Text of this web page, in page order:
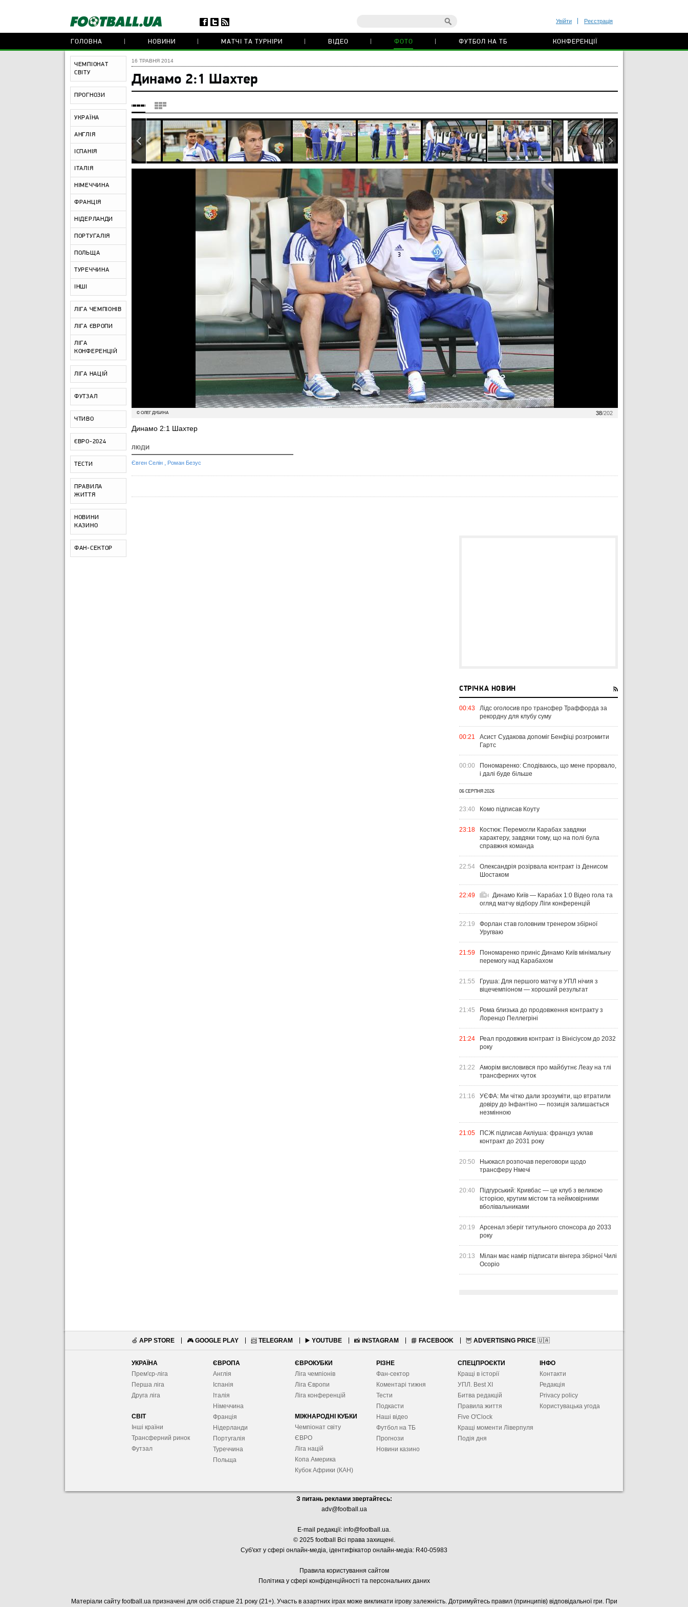
Увійти Реєстрація
ГОЛОВНА НОВИНИ МАТЧІ ТА ТУРНІРИ ВІДЕО ФОТО ФУТБОЛ НА ТБ КОНФЕРЕНЦІЇ
ЧЕМПІОНАТ
СВІТУ
ПРОГНОЗИ
УКРАЇНА
АНГЛІЯ
ІСПАНІЯ
ІТАЛІЯ
НІМЕЧЧИНА
ФРАНЦІЯ
НІДЕРЛАНДИ
ПОРТУГАЛІЯ
ПОЛЬЩА
ТУРЕЧЧИНА
ІНШІ
ЛІГА ЧЕМПІОНІВ
ЛІГА ЄВРОПИ
ЛІГА
КОНФЕРЕНЦІЙ
ЛІГА НАЦІЙ
ФУТЗАЛ
ЧТИВО
ЄВРО-2024
ТЕСТИ
ПРАВИЛА
ЖИТТЯ
НОВИНИ
КАЗИНО
ФАН-СЕКТОР
16 ТРАВНЯ 2014
Динамо 2:1 Шахтер
38/202
© ОЛЕГ ДУБИНА
Динамо 2:1 Шахтер
ЛЮДИ
Євген Селін , Роман Безус
СТРІЧКА НОВИН
00:43
Лідс оголосив про трансфер Траффорда за
рекордну для клубу суму
00:21
Асист Судакова допоміг Бенфіці розгромити
Гартс
00:00
Пономаренко: Сподіваюсь, що мене прорвало,
і далі буде більше
06 СЕРПНЯ 2026
23:40 Комо підписав Коуту
23:18
Костюк: Перемогли Карабах завдяки
характеру, завдяки тому, що на полі була
справжня команда
22:54
Олександрія розірвала контракт із Денисом
Шостаком
22:49
Динамо Київ — Карабах 1:0 Відео гола та
огляд матчу відбору Ліги конференцій
22:19
Форлан став головним тренером збірної
Уругваю
21:59
Пономаренко приніс Динамо Київ мінімальну
перемогу над Карабахом
21:55
Груша: Для першого матчу в УПЛ нічия з
віцечемпіоном — хороший результат
21:45
Рома близька до продовження контракту з
Лоренцо Пеллегріні
21:24
Реал продовжив контракт із Вінісіусом до 2032
року
21:22
Аморім висловився про майбутнє Леау на тлі
трансферних чуток
21:16
УЄФА: Ми чітко дали зрозуміти, що втратили
довіру до Інфантіно — позиція залишається
незмінною
21:05
ПСЖ підписав Акліуша: француз уклав
контракт до 2031 року
20:50
Ньюкасл розпочав переговори щодо
трансферу Нмечі
20:40
Підгурський: Кривбас — це клуб з великою
історією, крутим містом та неймовірними
вболівальниками
20:19
Арсенал зберіг титульного спонсора до 2033
року
20:13
Мілан має намір підписати вінгера збірної Чилі
Осоріо
🍏 APP STORE 🎮 GOOGLE PLAY 📨 TELEGRAM ▶️ YOUTUBE 📸 INSTAGRAM 📘 FACEBOOK 🦉 ADVERTISING PRICE 🇺🇦
УКРАЇНА
Прем'єр-ліга
Перша ліга
Друга ліга
СВІТ
Інші країни
Трансферний ринок
Футзал
ЄВРОПА
Англія
Іспанія
Італія
Німеччина
Франція
Нідерланди
Португалія
Туреччина
Польща
ЄВРОКУБКИ
Ліга чемпіонів
Ліга Європи
Ліга конференцій
МІЖНАРОДНІ КУБКИ
Чемпіонат світу
ЄВРО
Ліга націй
Копа Америка
Кубок Африки (КАН)
РІЗНЕ
Фан-сектор
Коментарі тижня
Тести
Подкасти
Наші відео
Футбол на ТБ
Прогнози
Новини казино
СПЕЦПРОЄКТИ
Кращі в історії
УПЛ. Best XІ
Битва редакцій
Правила життя
Five O'Clock
Кращі моменти Ліверпуля
Подія дня
ІНФО
Контакти
Редакція
Privacy policy
Користувацька угода
З питань реклами звертайтесь:
adv@football.ua
E-mail редакції: info@football.ua.
© 2025 football Всі права захищені.
Суб'єкт у сфері онлайн-медіа, ідентифікатор онлайн-медіа: R40-05983
Правила користування сайтом
Політика у сфері конфіденційності та персональних даних
Матеріали сайту football.ua призначені для осіб старше 21 року (21+). Участь в азартних іграх може викликати ігрову залежність. Дотримуйтесь правил (принципів) відповідальної гри. При